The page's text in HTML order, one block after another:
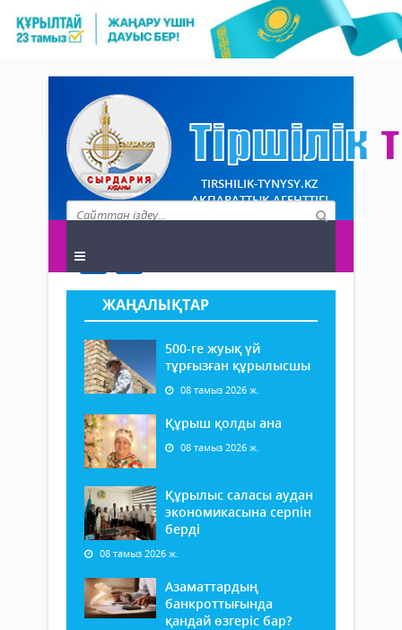
TIRSHILIK-TYNYSY.KZ
АҚПАРАТТЫҚ АГЕНТТІГІ
ЖАҢАЛЫҚТАР
500-ге жуық үй
тұрғызған құрылысшы
08 тамыз 2026 ж.
Құрыш қолды ана
08 тамыз 2026 ж.
Құрылыс саласы аудан
экономикасына серпін
берді
08 тамыз 2026 ж.
Азаматтардың
банкроттығында
қандай өзгеріс бар?